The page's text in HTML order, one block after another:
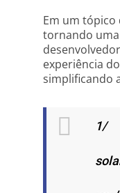
Em um
tornando
experiência
simplificando
1/